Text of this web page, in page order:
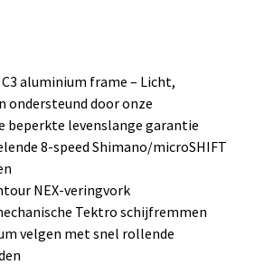
aluminium frame – Licht,
ondersteund door onze
beperkte levenslange garantie
8-speed Shimano/microSHIFT
NEX-veringvork
Tektro schijfremmen
velgen met snel rollende